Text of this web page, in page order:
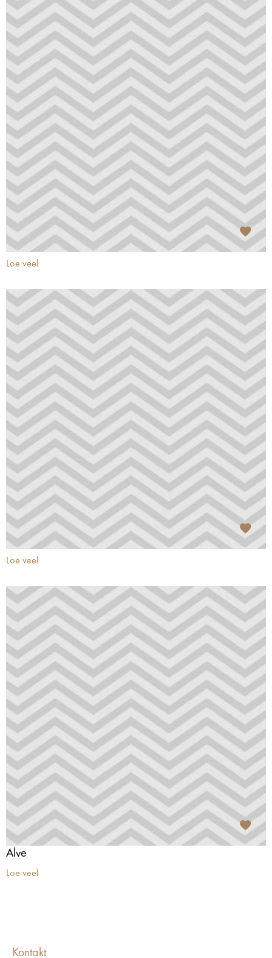
Loe veel
Loe veel
Alve
Loe veel
Kontakt